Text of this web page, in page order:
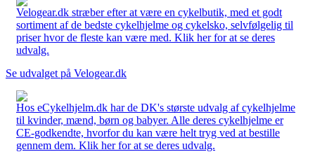
Velogear.dk stræber efter at være en cykelbutik, med et godt
sortiment af de bedste cykelhjelme og cykelsko, selvfølgelig til
priser hvor de fleste kan være med. Klik her for at se deres
udvalg.
Se udvalget på Velogear.dk
Hos eCykelhjelm.dk har de DK's største udvalg af cykelhjelme
til kvinder, mænd, børn og babyer. Alle deres cykelhjelme er
CE-godkendte, hvorfor du kan være helt tryg ved at bestille
gennem dem. Klik her for at se deres udvalg.